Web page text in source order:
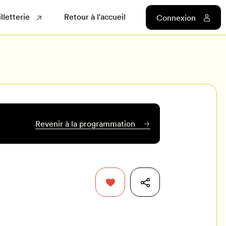
Retour à l'accueil Connexion
Revenir à la programmation